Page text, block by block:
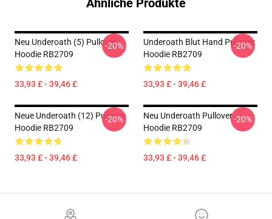
Ähnliche Produkte
Neu Underoath (5) Pullover
Hoodie RB2709
33,93 £ - 39,46 £
-20%
Underoath Blut Hand Pullover
Hoodie RB2709
33,93 £ - 39,46 £
-20%
Neue Underoath (12) Pullover
Hoodie RB2709
33,93 £ - 39,46 £
-20%
Neu Underoath Pullover
Hoodie RB2709
33,93 £ - 39,46 £
-20%